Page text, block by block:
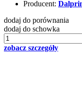
Producent:
dodaj do porównania
dodaj do schowka
zobacz szczegóły